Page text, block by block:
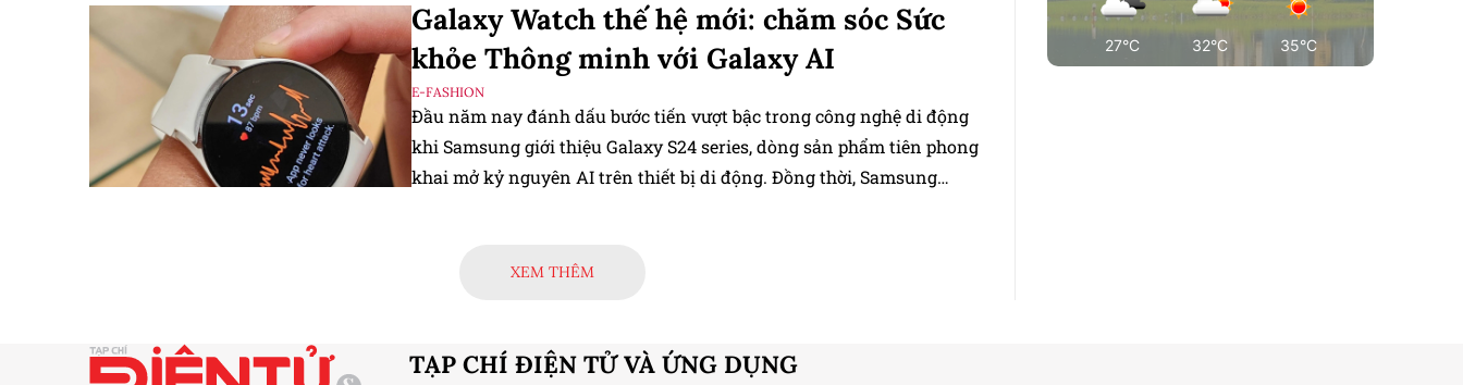
Galaxy Watch thế hệ mới: chăm sóc Sức
khỏe Thông minh với Galaxy AI
E-FASHION
Đầu năm nay đánh dấu bước tiến vượt bậc trong công nghệ di động
khi Samsung giới thiệu Galaxy S24 series, dòng sản phẩm tiên phong
khai mở kỷ nguyên AI trên thiết bị di động. Đồng thời, Samsung
Galaxy Watch thế hệ mới, nâng cấp các tính năng chăm sóc sức khỏe
XEM THÊM
27°C 32°C 35°C
TẠP CHÍ ĐIỆN TỬ VÀ ỨNG DỤNG